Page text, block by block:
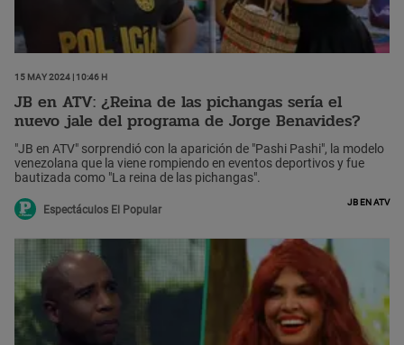
15 May 2024 | 10:46 h
JB en ATV: ¿Reina de las pichangas sería el
nuevo jale del programa de Jorge Benavides?
"JB en ATV" sorprendió con la aparición de "Pashi Pashi", la modelo
venezolana que la viene rompiendo en eventos deportivos y fue
bautizada como "La reina de las pichangas".
Espectáculos El Popular
JB en ATV